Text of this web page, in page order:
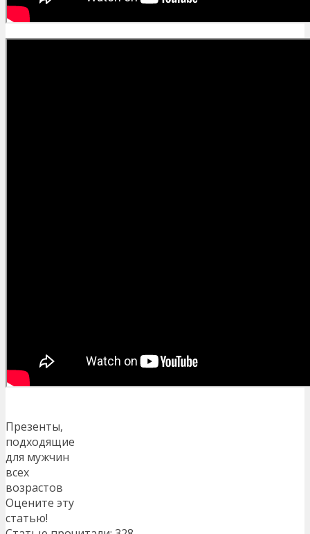
Презенты,
подходящие
для мужчин
всех
возрастов
Оцените эту
статью!